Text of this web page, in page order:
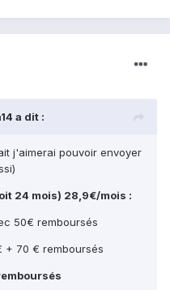
a dit :
j'aimerai pouvoir envoyer
24 mois) 28,9€/mois :
50€ remboursés
+ 70 € remboursés